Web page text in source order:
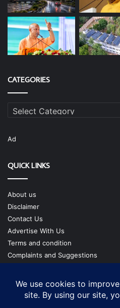
CATEGORIES
Categories
Ad
QUICK LINKS
About us
Disclaimer
Contact Us
Advertise With Us
Terms and condition
Complaints and Suggestions
Our Team